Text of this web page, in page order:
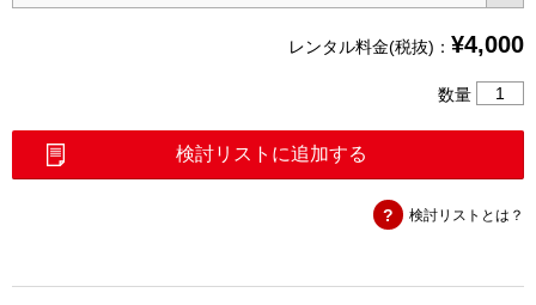
レンタル料金(税抜)： ¥4,000
数量
続
個
検討リストに追加する
検討リストとは？